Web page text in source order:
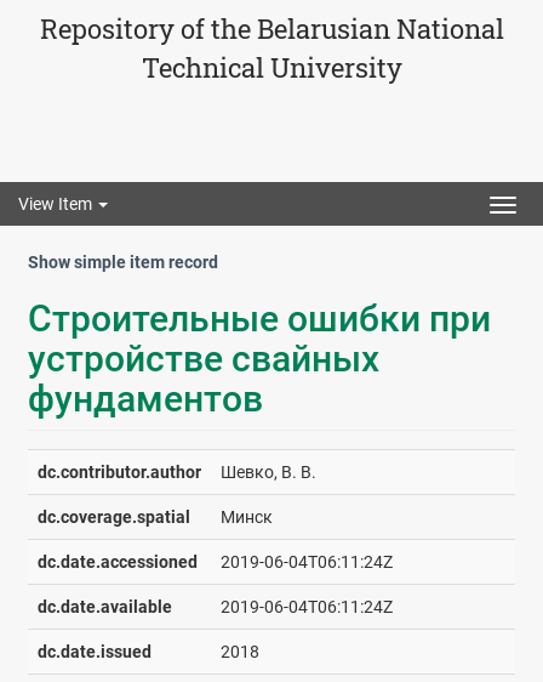
Repository of the Belarusian National
Technical University
View Item
Show simple item record
Строительные ошибки при
устройстве свайных
фундаментов
dc.contributor.author Шевко, В. В.
dc.coverage.spatial Минск
dc.date.accessioned 2019-06-04T06:11:24Z
dc.date.available 2019-06-04T06:11:24Z
dc.date.issued 2018